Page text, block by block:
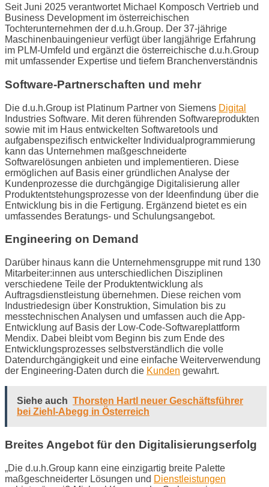
Seit Juni 2025 verantwortet Michael Komposch Vertrieb und
Business Development im österreichischen
Tochterunternehmen der d.u.h.Group. Der 37-jährige
Maschinenbauingenieur verfügt über langjährige Erfahrung
im PLM-Umfeld und ergänzt die österreichische d.u.h.Group
mit umfassender Expertise und tiefem Branchenverständnis
Software-Partnerschaften und mehr
Die d.u.h.Group ist Platinum Partner von Siemens Digital
Industries Software. Mit deren führenden Softwareprodukten
sowie mit im Haus entwickelten Softwaretools und
aufgabenspezifisch entwickelter Individualprogrammierung
kann das Unternehmen maßgeschneiderte
Softwarelösungen anbieten und implementieren. Diese
ermöglichen auf Basis einer gründlichen Analyse der
Kundenprozesse die durchgängige Digitalisierung aller
Produktentstehungsprozesse von der Ideenfindung über die
Entwicklung bis in die Fertigung. Ergänzend bietet es ein
umfassendes Beratungs- und Schulungsangebot.
Engineering on Demand
Darüber hinaus kann die Unternehmensgruppe mit rund 130
Mitarbeiter:innen aus unterschiedlichen Disziplinen
verschiedene Teile der Produktentwicklung als
Auftragsdienstleistung übernehmen. Diese reichen vom
Industriedesign über Konstruktion, Simulation bis zu
messtechnischen Analysen und umfassen auch die App-
Entwicklung auf Basis der Low-Code-Softwareplattform
Mendix. Dabei bleibt vom Beginn bis zum Ende des
Entwicklungsprozesses selbstverständlich die volle
Datendurchgängigkeit und eine einfache Weiterverwendung
der Engineering-Daten durch die Kunden gewahrt.
Siehe auch Thorsten Hartl neuer Geschäftsführer
bei Ziehl-Abegg in Österreich
Breites Angebot für den Digitalisierungserfolg
„Die d.u.h.Group kann eine einzigartig breite Palette
maßgeschneiderter Lösungen und Dienstleistungen